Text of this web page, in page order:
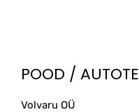
POOD /
Volvaru OÜ